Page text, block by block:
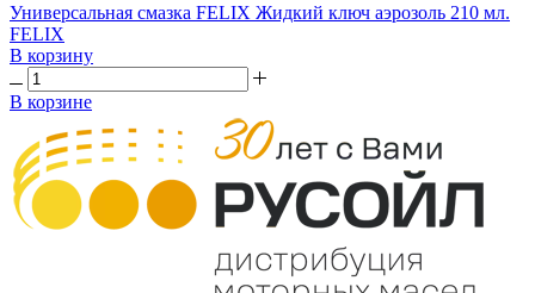
Универсальная смазка FELIX Жидкий ключ аэрозоль 210 мл.
FELIX
В корзину
В корзине